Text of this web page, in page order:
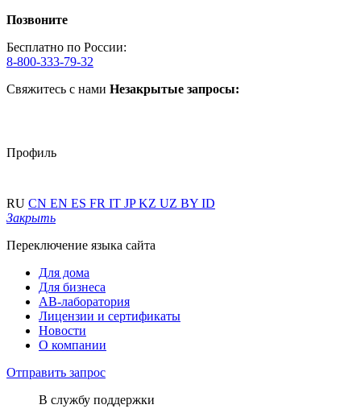
Позвоните
Бесплатно по России:
8-800-333-79-32
Свяжитесь с нами Незакрытые запросы:
Профиль
RU CN EN ES FR IT JPKZ UZ BY ID
Закрыть
Переключение языка сайта
Для дома
Для бизнеса
АВ-лаборатория
Лицензии и сертификаты
Новости
О компании
Отправить запрос
В службу поддержки